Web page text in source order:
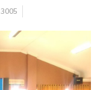
3005